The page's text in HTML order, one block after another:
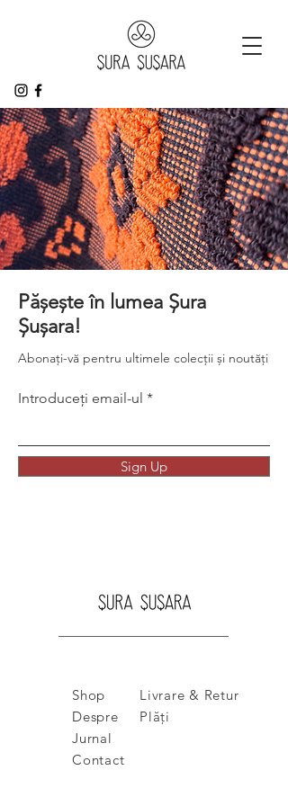
Pășește în lumea Șura
Șușara!
Abonați-vă pentru ultimele colecții și noutăți
Introduceți email-ul
Sign Up
Shop
Despre
Jurnal
Contact
Livrare & Retur
Plăți